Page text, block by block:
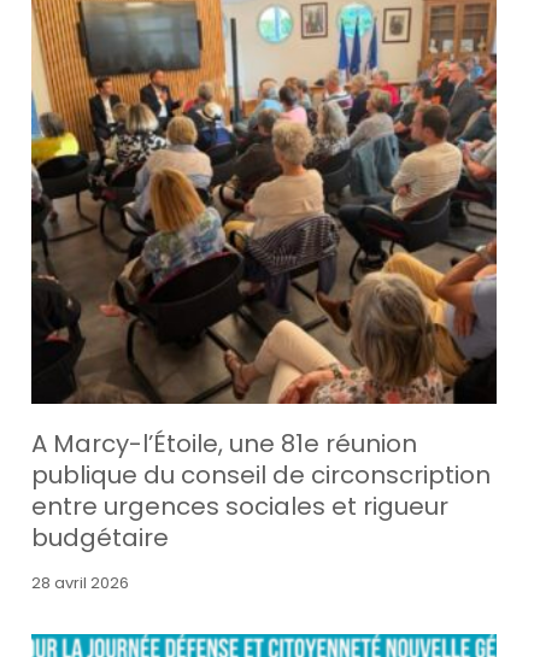
A Marcy-l’Étoile, une 81e réunion
publique du conseil de circonscription
entre urgences sociales et rigueur
budgétaire
28 avril 2026